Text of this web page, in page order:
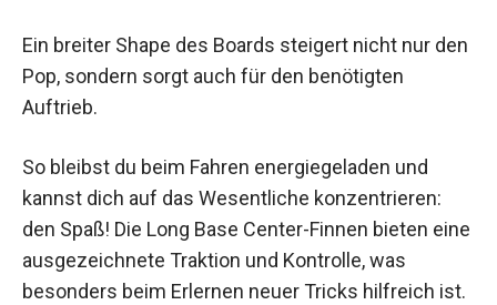
Ein breiter Shape des Boards steigert nicht nur den
Pop, sondern sorgt auch für den benötigten
Auftrieb.
So bleibst du beim Fahren energiegeladen und
kannst dich auf das Wesentliche konzentrieren:
den Spaß! Die Long Base Center-Finnen bieten eine
ausgezeichnete Traktion und Kontrolle, was
besonders beim Erlernen neuer Tricks hilfreich ist.